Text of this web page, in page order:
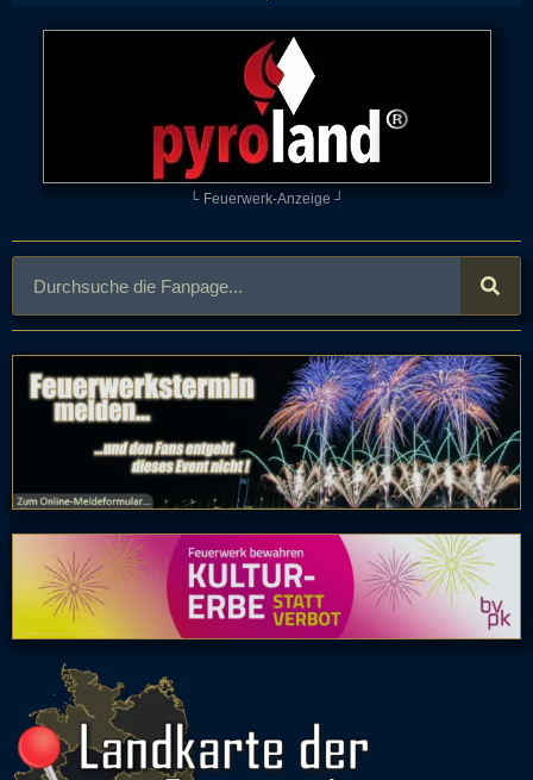
└ Feuerwerk-Anzeige ┘